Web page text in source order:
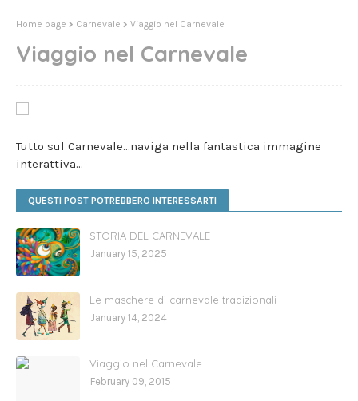
Home page Carnevale Viaggio nel Carnevale
Viaggio nel Carnevale
Tutto sul Carnevale...naviga nella fantastica immagine
interattiva...
QUESTI POST POTREBBERO INTERESSARTI
STORIA DEL CARNEVALE
January 15, 2025
Le maschere di carnevale tradizionali
January 14, 2024
Viaggio nel Carnevale
February 09, 2015